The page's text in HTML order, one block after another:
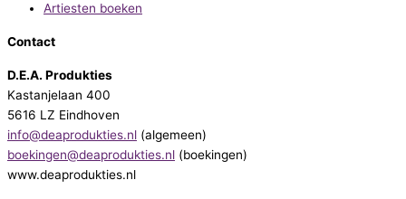
Artiesten boeken
Contact
D.E.A. Produkties
Kastanjelaan 400
5616 LZ Eindhoven
info@deaprodukties.nl (algemeen)
boekingen@deaprodukties.nl (boekingen)
www.deaprodukties.nl